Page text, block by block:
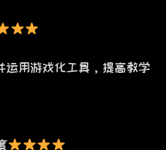
运用游戏化工具，提高教学